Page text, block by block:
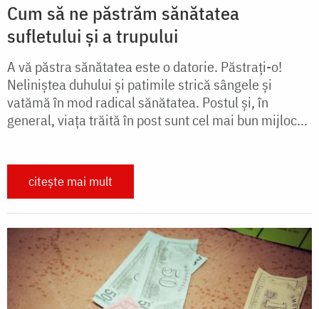
Cum să ne păstrăm sănătatea
sufletului și a trupului
A vă păstra sănătatea este o datorie. Păstrați-o!
Neliniștea duhului și patimile strică sângele și
vatămă în mod radical sănătatea. Postul și, în
general, viața trăită în post sunt cel mai bun mijloc...
citește mai mult